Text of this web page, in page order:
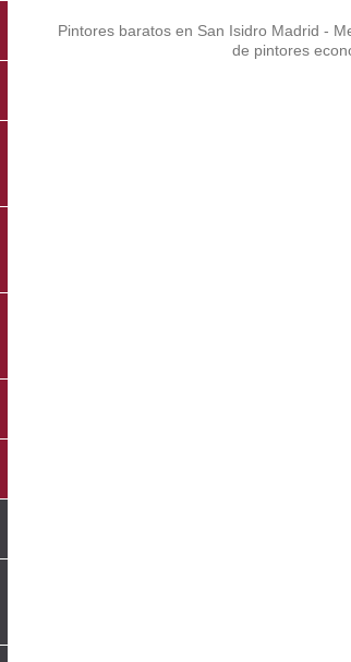
Pintores baratos en San Isidro Madrid -
de pintores